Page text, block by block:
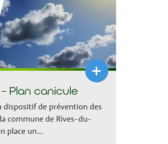
+
Plan canicule
dispositif de prévention des
commune de Rives-du-
place un...